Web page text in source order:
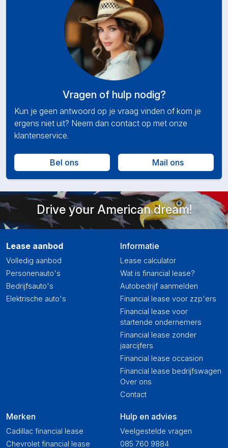
Vragen of hulp nodig?
Kun je geen antwoord op je vraag vinden of kom je
ergens niet uit? Neem dan contact op met onze
klantenservice.
Bel ons Mail ons
Drive your American dream!
Lease aanbod
Volledig aanbod
Personenauto's
Bedrijfsauto's
Elektrische auto's
Merken
Cadillac financial lease
Chevrolet financial lease
Informatie
Lease calculator
Wat is financial lease?
Autobedrijf aanmelden
Financial lease voor zzp'ers
Financial lease voor
startende ondernemers
Financial lease zonder
jaarcijfers
Financial lease occasion
Financial lease bedrijfswagen
Over ons
Contact
Hulp en advies
Veelgestelde vragen
085 760 9884